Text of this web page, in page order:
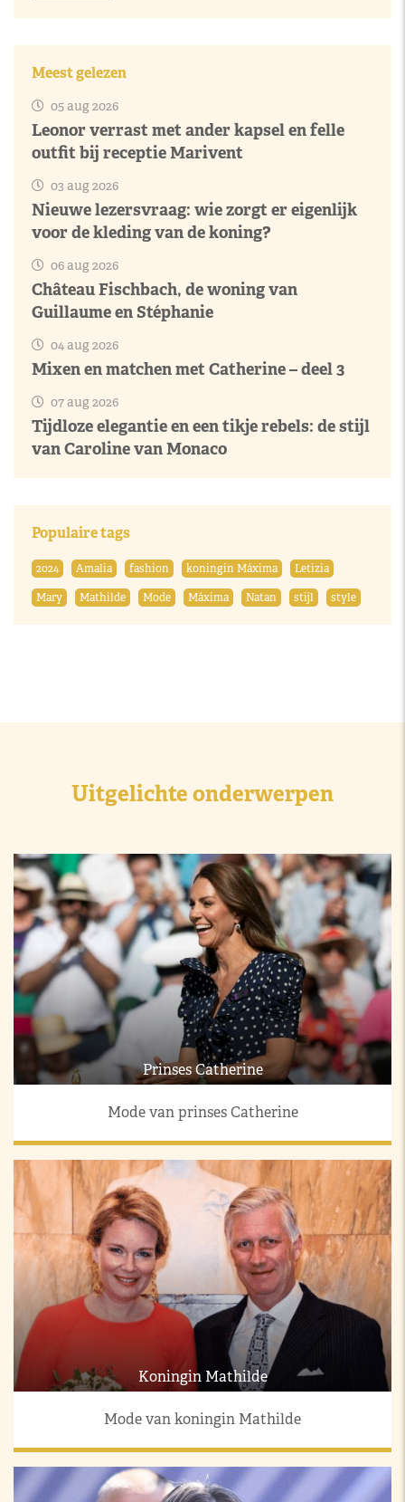
Meest gelezen
05 aug 2026
Leonor verrast met ander kapsel en felle
outfit bij receptie Marivent
03 aug 2026
Nieuwe lezersvraag: wie zorgt er eigenlijk
voor de kleding van de koning?
06 aug 2026
Château Fischbach, de woning van
Guillaume en Stéphanie
04 aug 2026
Mixen en matchen met Catherine – deel 3
07 aug 2026
Tijdloze elegantie en een tikje rebels: de stijl
van Caroline van Monaco
Populaire tags
2024 Amalia fashion koningin Máxima
Letizia
Mary
Mathilde Mode Máxima Natan stijl style
Uitgelichte onderwerpen
Prinses Catherine
Mode van prinses Catherine
Koningin Mathilde
Mode van koningin Mathilde